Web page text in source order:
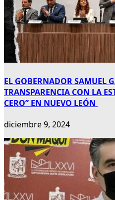
EL GOBERNADOR SAMUEL
TRANSPARENCIA CON LA
CERO” EN NUEVO LEÓN
diciembre 9, 2024